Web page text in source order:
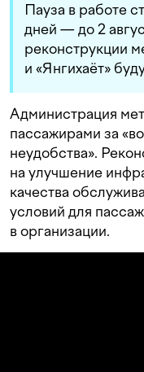
Пауза в работе
дней — до 2
реконструкции
и «Янгихаёт»
Администрация
пассажирами за
неудобства».
на улучшение
качества
условий для
в организации.